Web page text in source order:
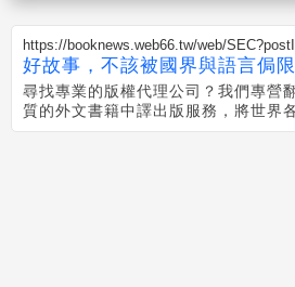
https://booknews.web66.tw/web/
好故事，不該被國界與語言侷限
尋找專業的版權代理公司？我們專營
質的外文書籍中譯出版服務，將世界
跨越語言界線！